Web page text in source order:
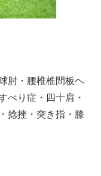
肘・腰椎椎間板ヘ
べり症・四十肩・
捻挫・突き指・膝